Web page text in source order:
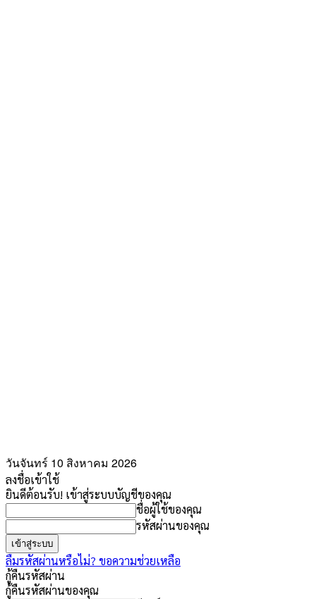
วันจันทร์ 10 สิงหาคม 2026
ลงชื่อเข้าใช้
ยินดีต้อนรับ! เข้าสู่ระบบบัญชีของคุณ
ชื่อผู้ใช้ของคุณ
รหัสผ่านของคุณ
ลืมรหัสผ่านหรือไม่? ขอความช่วยเหลือ
กู้คืนรหัสผ่าน
กู้คืนรหัสผ่านของคุณ